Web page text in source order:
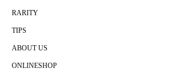
RARITY
TIPS
ABOUT US
ONLINESHOP